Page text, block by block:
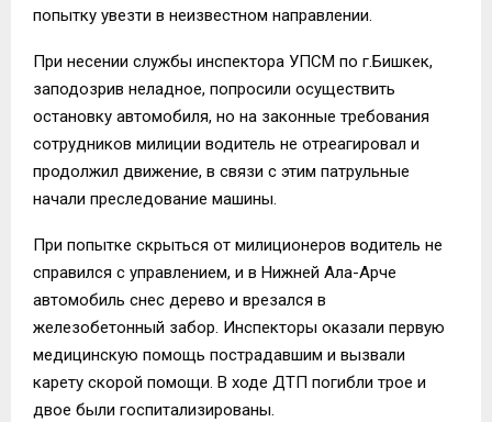
попытку увезти в неизвестном направлении.
При несении службы инспектора УПСМ по г.Бишкек,
заподозрив неладное, попросили осуществить
остановку автомобиля, но на законные требования
сотрудников милиции водитель не отреагировал и
продолжил движение, в связи с этим патрульные
начали преследование машины.
При попытке скрыться от милиционеров водитель не
справился с управлением, и в Нижней Ала-Арче
автомобиль снес дерево и врезался в
железобетонный забор. Инспекторы оказали первую
медицинскую помощь пострадавшим и вызвали
карету скорой помощи. В ходе ДТП погибли трое и
двое были госпитализированы.